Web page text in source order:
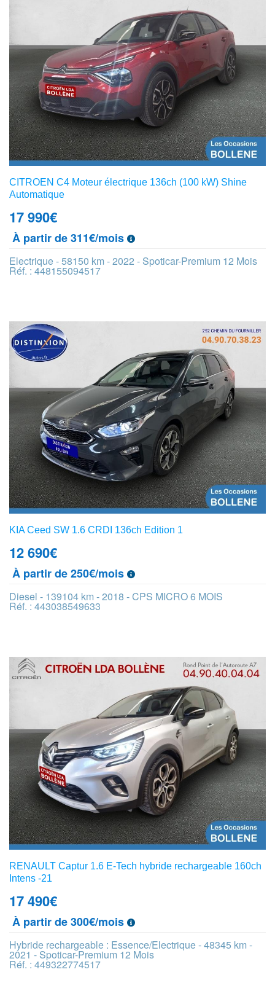
CITROEN C4 Moteur électrique 136ch (100 kW) Shine
Automatique
17 990€
À partir de 311€/mois
Electrique - 58150 km - 2022 - Spoticar-Premium 12 Mois
Réf. : 448155094517
KIA Ceed SW 1.6 CRDI 136ch Edition 1
12 690€
À partir de 250€/mois
Diesel - 139104 km - 2018 - CPS MICRO 6 MOIS
Réf. : 443038549633
RENAULT Captur 1.6 E-Tech hybride rechargeable 160ch
Intens -21
17 490€
À partir de 300€/mois
Hybride rechargeable : Essence/Electrique - 48345 km -
2021 - Spoticar-Premium 12 Mois
Réf. : 449322774517